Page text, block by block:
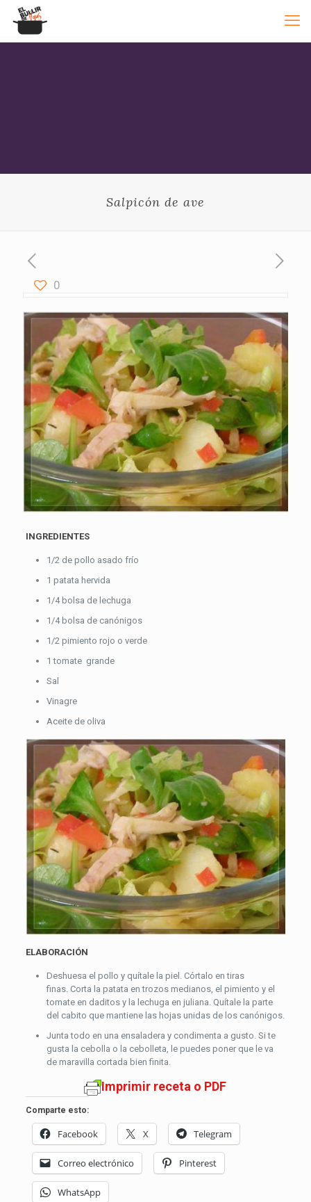
Salpicón de ave
0
INGREDIENTES
1/2 de pollo asado frío
1 patata hervida
1/4 bolsa de lechuga
1/4 bolsa de canónigos
1/2 pimiento rojo o verde
1 tomate grande
Sal
Vinagre
Aceite de oliva
ELABORACIÓN
Deshuesa el pollo y quítale la piel. Córtalo en tiras
finas. Corta la patata en trozos medianos, el pimiento y el
tomate en daditos y la lechuga en juliana. Quítale la parte
del cabito que mantiene las hojas unidas de los canónigos.
Junta todo en una ensaladera y condimenta a gusto. Si te
gusta la cebolla o la cebolleta, le puedes poner que le va
de maravilla cortada bien finita.
Imprimir receta o PDF
Comparte esto:
Facebook X Telegram
Correo electrónico Pinterest
WhatsApp